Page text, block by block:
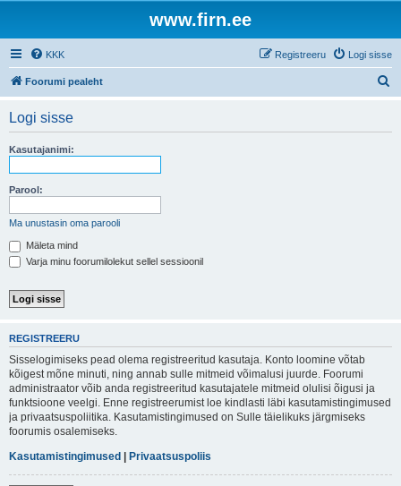
www.firn.ee
KKK Logi sisse
Registreeru
Foorumi pealeht
Logi sisse
Kasutajanimi:
Parool:
Ma unustasin oma parooli
Mäleta mind
Varja minu foorumilolekut sellel sessioonil
REGISTREERU
Sisselogimiseks pead olema registreeritud kasutaja. Konto loomine võtab
kõigest mõne minuti, ning annab sulle mitmeid võimalusi juurde. Foorumi
administraator võib anda registreeritud kasutajatele mitmeid olulisi õigusi ja
funktsioone veelgi. Enne registreerumist loe kindlasti läbi kasutamistingimused
ja privaatsuspoliitika. Kasutamistingimused on Sulle täielikuks järgmiseks
foorumis osalemiseks.
Kasutamistingimused | Privaatsuspoliis